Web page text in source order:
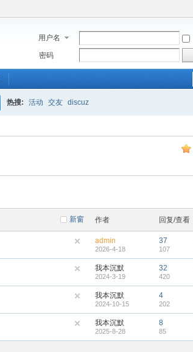
用户名
密码
热搜: 活动 交友 discuz
新窗 作者 回复/查看
admin
2026-4-18
37
107
我本沉默
2024-3-19
32
420
我本沉默
2024-10-15
4
202
我本沉默
2025-8-28
8
85